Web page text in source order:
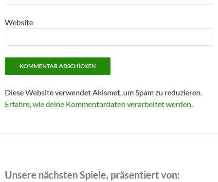
Website
Diese Website verwendet Akismet, um Spam zu reduzieren.
Erfahre, wie deine Kommentardaten verarbeitet werden.
Unsere nächsten Spiele, präsentiert von: